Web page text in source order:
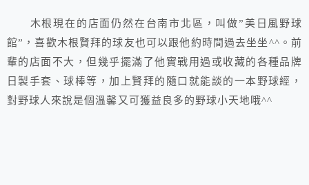
木根現在的店面仍然在台南市北區，叫做”美日風野球
館”，喜歡木根賢拜的球友也可以跟他約時間過去坐坐^^。前
輩的店面不大，但幾乎擺滿了他實戰用過或收藏的各種品牌
日製手套、球棒等，加上賢拜的隨口就能談的一本野球經，
對野球人來說是個溫馨又可獲益良多的野球小天地哦^^